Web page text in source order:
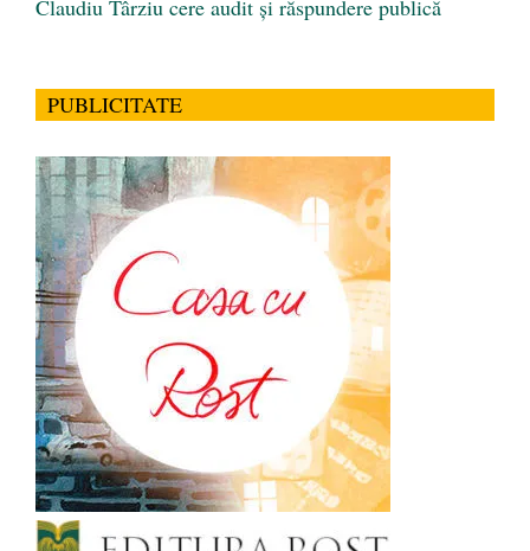
Claudiu Târziu cere audit și răspundere publică
PUBLICITATE